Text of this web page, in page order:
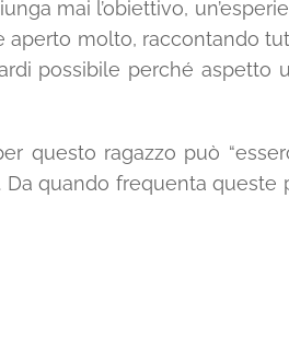
mai l’obiettivo,
molto, raccontando
possibile perché
questo ragazzo può
quando frequenta